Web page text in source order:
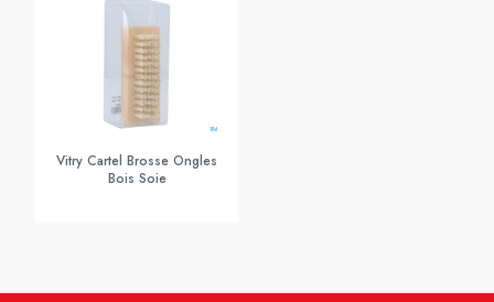
Vitry Cartel Brosse Ongles
Bois Soie